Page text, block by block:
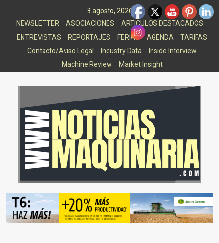
8 agosto, 2026
NEWSLETTER
ASOCIACIONES
ARTICULOS DESTACADOS
ENTREVISTAS
REPORTAJES FERIAS AGENDA
TARIFAS
Contacto/Aviso Legal
Industry Data
Inside Interview
Machine Review
Market Insight